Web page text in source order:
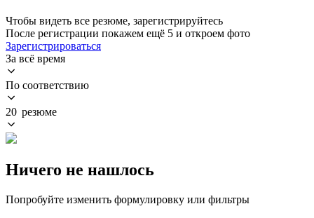
Чтобы видеть все резюме, зарегистрируйтесь
После регистрации покажем ещё 5 и откроем фото
Зарегистрироваться
За всё время
По соответствию
20 резюме
Ничего не нашлось
Попробуйте изменить формулировку или фильтры